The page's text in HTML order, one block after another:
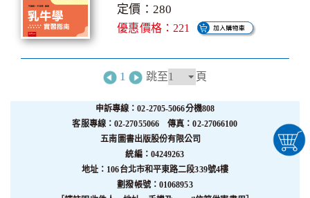
定價：280
優惠價格：221
1 跳至 頁
申訴專線：02-2705-5066分機808
客服專線：02-27055066 傳真：02-27066100
五南圖書出版股份有限公司
統編：04249263
地址：106台北市和平東路二段339號4樓
劃撥帳號：01068953